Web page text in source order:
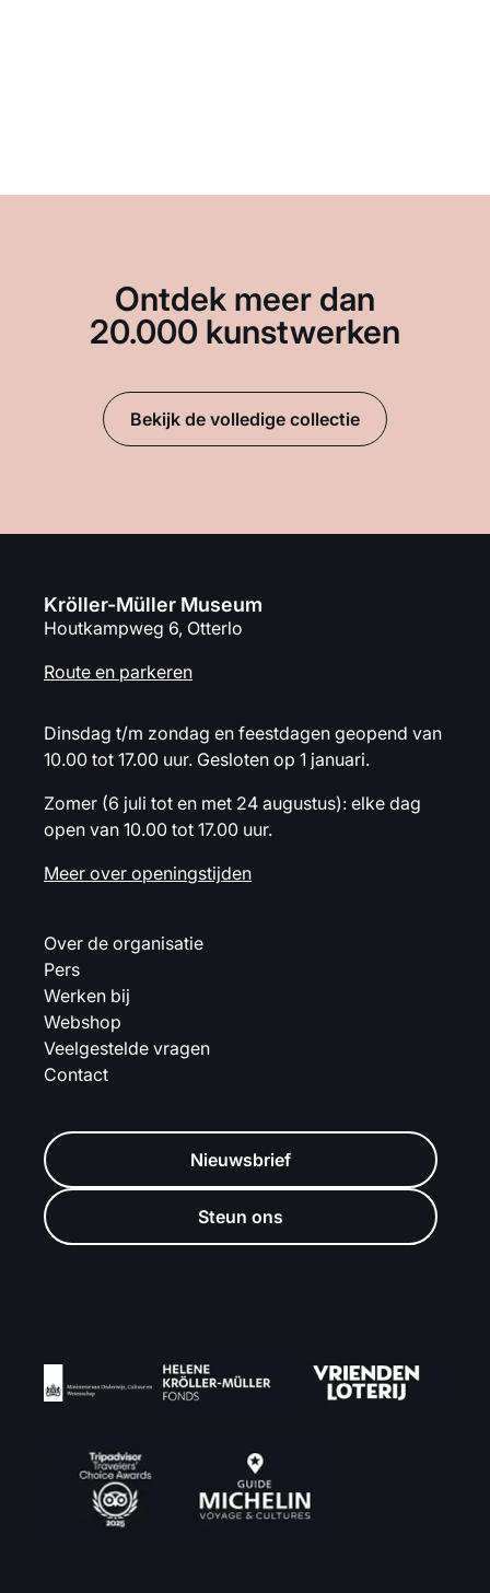
Ontdek meer dan
20.000 kunstwerken
Bekijk de volledige collectie
Kröller-Müller Museum
Houtkampweg 6, Otterlo
Route en parkeren
Dinsdag t/m zondag en feestdagen geopend van
10.00 tot 17.00 uur. Gesloten op 1 januari.
Zomer (6 juli tot en met 24 augustus): elke dag
open van 10.00 tot 17.00 uur.
Meer over openingstijden
Over de organisatie
Pers
Werken bij
Webshop
Veelgestelde vragen
Contact
Nieuwsbrief
Steun ons